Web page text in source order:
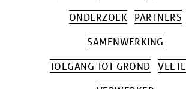
ONDERZOEK
PARTNERS
SAMENWERKING
TOEGANG TOT GROND